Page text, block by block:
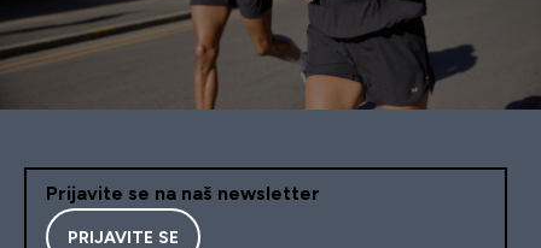
Prijavite se na naš newsletter
PRIJAVITE SE